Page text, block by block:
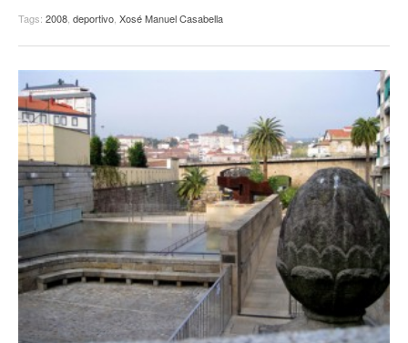
Tags: 2008 deportivo Xosé Manuel Casabella